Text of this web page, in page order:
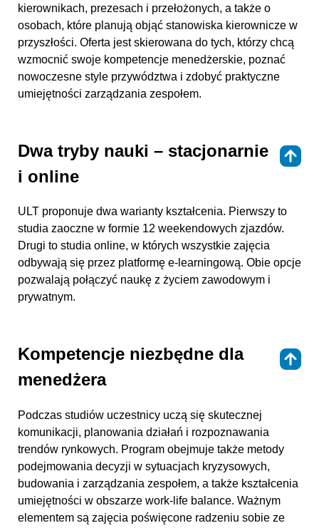
kierownikach, prezesach i przełożonych, a także o
osobach, które planują objąć stanowiska kierownicze w
przyszłości. Oferta jest skierowana do tych, którzy chcą
wzmocnić swoje kompetencje menedżerskie, poznać
nowoczesne style przywództwa i zdobyć praktyczne
umiejętności zarządzania zespołem.
Dwa tryby nauki – stacjonarnie
i online
ULT proponuje dwa warianty kształcenia. Pierwszy to
studia zaoczne w formie 12 weekendowych zjazdów.
Drugi to studia online, w których wszystkie zajęcia
odbywają się przez platformę e-learningową. Obie opcje
pozwalają połączyć naukę z życiem zawodowym i
prywatnym.
Kompetencje niezbędne dla
menedżera
Podczas studiów uczestnicy uczą się skutecznej
komunikacji, planowania działań i rozpoznawania
trendów rynkowych. Program obejmuje także metody
podejmowania decyzji w sytuacjach kryzysowych,
budowania i zarządzania zespołem, a także kształcenia
umiejętności w obszarze work-life balance. Ważnym
elementem są zajęcia poświęcone radzeniu sobie ze